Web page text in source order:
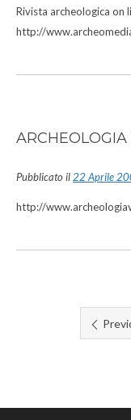
Rivista archeologica on
http://
ARCHEOLOGIA
Pubblicato il 22 Aprile
http://